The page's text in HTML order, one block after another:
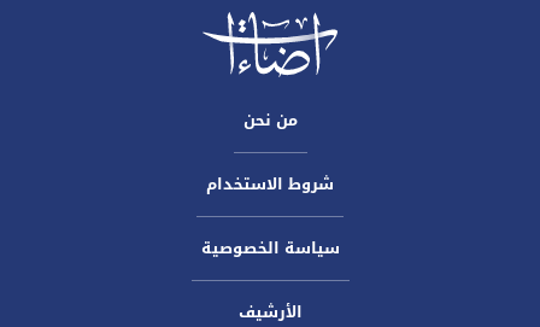
من نحن
شروط الاستخدام
سياسة الخصوصية
الأرشيف